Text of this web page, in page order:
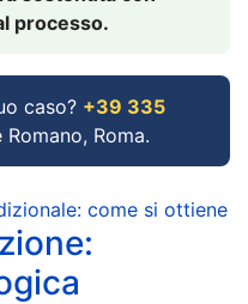
processo.
caso? +39 335
Roma.
come si ottiene